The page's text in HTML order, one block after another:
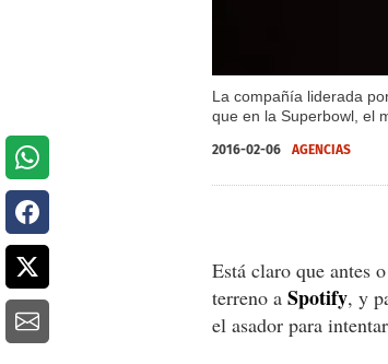
La compañía liderada
que en la Superbowl, el
2016-02-06 AGENCIAS
Está claro que antes
terreno a Spotify, y
el asador para